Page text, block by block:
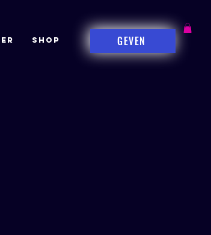
Shop GEVEN